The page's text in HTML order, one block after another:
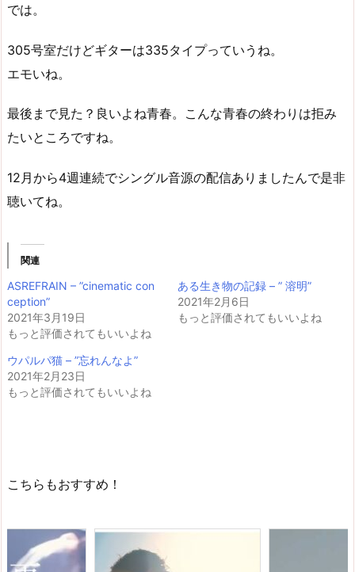
では。
305号室だけどギターは335タイプっていうね。
エモいね。
最後まで見た？良いよね青春。こんな青春の終わりは拒み
たいところですね。
12月から4週連続でシングル音源の配信ありましたんで是非
聴いてね。
関連
ASREFRAIN – ”cinematic con
ception”
2021年3月19日
もっと評価されてもいいよね
ある生き物の記録 – ” 溶明”
2021年2月6日
もっと評価されてもいいよね
ウパルパ猫 – ”忘れんなよ”
2021年2月23日
もっと評価されてもいいよね
こちらもおすすめ！